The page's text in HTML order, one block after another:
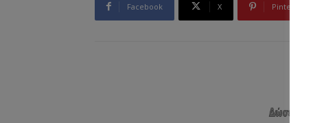
Facebook X Pinterest